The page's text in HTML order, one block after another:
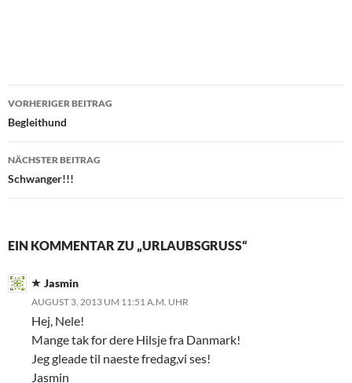
Beitragsnavigation
VORHERIGER BEITRAG
Begleithund
NÄCHSTER BEITRAG
Schwanger!!!
EIN KOMMENTAR ZU „URLAUBSGRUSS“
Jasmin
AUGUST 3, 2013 UM 11:51 A.M. UHR
Hej, Nele!
Mange tak for dere Hilsje fra Danmark!
Jeg gleade til naeste fredag,vi ses!
Jasmin